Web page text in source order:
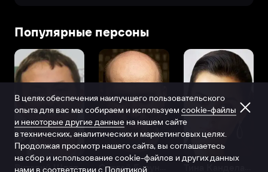
Популярные персоны
Виталий Шляппо
В целях обеспечения наилучшего пользовательского
опыта для вас мы собираем и используем cookie-файлы
и некоторые другие данные на нашем сайте
в технических, аналитических и маркетинговых целях.
Продолжая просмотр нашего сайта, вы соглашаетесь
на сбор и использование cookie-файлов и других данных
нами в соответствии с Политикой